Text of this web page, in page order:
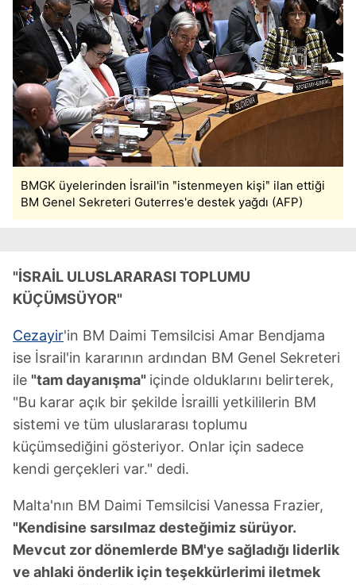
BMGK üyelerinden İsrail'in ʺistenmeyen kişiʺ ilan ettiği
BM Genel Sekreteri Guterres'e destek yağdı (AFP)
"İSRAİL ULUSLARARASI TOPLUMU
KÜÇÜMSÜYOR"
Cezayir'in BM Daimi Temsilcisi Amar Bendjama
ise İsrail'in kararının ardından BM Genel Sekreteri
ile "tam dayanışma" içinde olduklarını belirterek,
"Bu karar açık bir şekilde İsrailli yetkililerin BM
sistemi ve tüm uluslararası toplumu
küçümsediğini gösteriyor. Onlar için sadece
kendi gerçekleri var." dedi.
Malta'nın BM Daimi Temsilcisi Vanessa Frazier,
"Kendisine sarsılmaz desteğimiz sürüyor.
Mevcut zor dönemlerde BM'ye sağladığı liderlik
ve ahlaki önderlik için teşekkürlerimi iletmek